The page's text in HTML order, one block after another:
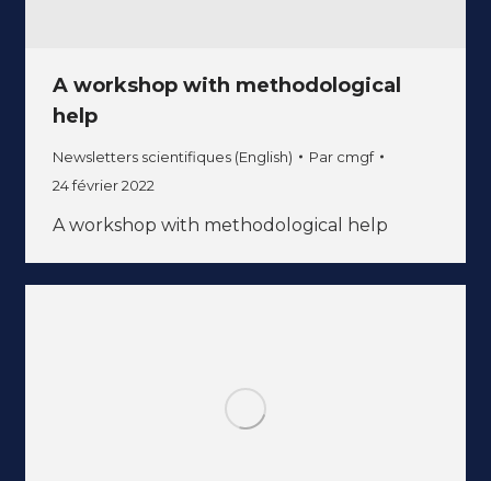
A workshop with methodological
help
Newsletters scientifiques (English) Par cmgf
24 février 2022
A workshop with methodological help